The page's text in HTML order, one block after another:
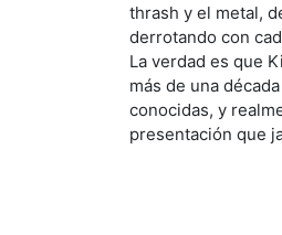
thrash y el metal,
derrotando con
La verdad es que
más de una
conocidas, y
presentación que